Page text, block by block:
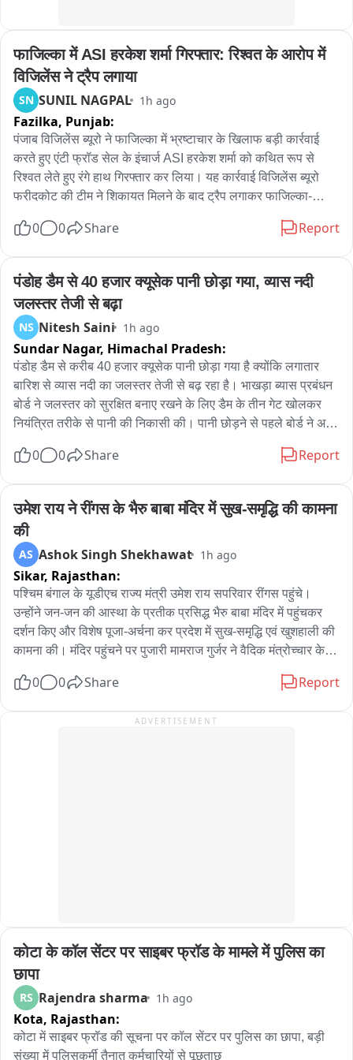
फाजिल्का में ASI हरकेश शर्मा गिरफ्तार: रिश्वत के आरोप में
विजिलेंस ने ट्रैप लगाया
SN SUNIL NAGPAL 1h ago
Fazilka, Punjab:
पंजाब विजिलेंस ब्यूरो ने फाजिल्का में भ्रष्टाचार के खिलाफ बड़ी कार्रवाई
करते हुए एंटी फ्रॉड सेल के इंचार्ज ASI हरकेश शर्मा को कथित रूप से
रिश्वत लेते हुए रंगे हाथ गिरफ्तार कर लिया। यह कार्रवाई विजिलेंस ब्यूरो
फरीदकोट की टीम ने शिकायत मिलने के बाद ट्रैप लगाकर फाजिल्का-
पास दो पक्षों के बीच करीब 11-12 लाख रुपये के लेनदेन का मामला पहुंचा
और मामला उनके पक्ष में निपटाने का भरोसा देकर रिश्वत की मांग की। जब
रिश्वत की रकम देने का समय आया तो संबंधित पक्ष ने विजिलेंस ब्यूरो
फरीदकोट को शिकायत दे दी। शिकायत के आधार पर विजिलेंस टीम ने
योजनाबद्ध तरीके से ट्रैप लगाया और आरोपी ASI को कथित तौर पर 40
हजार की रिश्वत लेते हुए रंगे हाथ गिरफ्तार कर लिया। गिरफ्तारी के बाद
विजिलेंस टीम आरोपी को फाजिल्का स्थित एसएसपी कार्यालय की दूसरी
मंजिल पर बने एंटी फ्रॉड सेल कार्यालय लेकर पहुंची, जहां आवश्यक कार्रवाई
पूरी की गई। इसके बाद उसे आगे की कानूनी कार्रवाई के लिए फरीदकोट ले
जाया गया। फिलहाल विजिलेंस ब्यूरो पूरे मामले की जांच कर रहा है और
जारी है।
0 0 Share Report
पंडोह डैम से 40 हजार क्यूसेक पानी छोड़ा गया, व्यास नदी
जलस्तर तेजी से बढ़ा
NS Nitesh Saini 1h ago
Sundar Nagar, Himachal Pradesh:
पंडोह डैम से करीब 40 हजार क्यूसेक पानी छोड़ा गया है क्योंकि लगातार
बारिश से व्यास नदी का जलस्तर तेजी से बढ़ रहा है। भाखड़ा ब्यास प्रबंधन
बोर्ड ने जलस्तर को सुरक्षित बनाए रखने के लिए डैम के तीन गेट खोलकर
नियंत्रित तरीके से पानी की निकासी की। पानी छोड़ने से पहले बोर्ड ने अर्ली
किया और व्यास नदी के किनारे रहने वाले लोगों से नदी के समीप न जाने और
बढ़ने के कारण पानी की आवक बढ़ रही है; आवश्यकतानुसार आगे भी पानी
छोड़ा जा सकता है। लोगों से आग्रह है कि नदी के किनारे न जाएं, बच्चों को
पानी के आसपास न जाने दें और सुरक्षा निर्देशों का पालन करें।
0 0 Share Report
उमेश राय ने रींगस के भैरु बाबा मंदिर में सुख-समृद्धि की कामना
की
AS Ashok Singh Shekhawat 1h ago
Sikar, Rajasthan:
पश्चिम बंगाल के यूडीएच राज्य मंत्री उमेश राय सपरिवार रींगस पहुंचे।
उन्होंने जन-जन की आस्था के प्रतीक प्रसिद्ध भैरु बाबा मंदिर में पहुंचकर
दर्शन किए और विशेष पूजा-अर्चना कर प्रदेश में सुख-समृद्धि एवं खुशहाली की
कामना की। मंदिर पहुंचने पर पुजारी मामराज गुर्जर ने वैदिक मंत्रोच्चार के
कर क्षेत्र की सुख-शांति एवं समृद्धि की कामना की। पूजा के बाद मंदिर
बता दें कि उमेश राय खाटूश्यामजी में बाबा श्याम के दर्शन करने के बाद
0 0 Share Report
ADVERTISEMENT
कोटा के कॉल सेंटर पर साइबर फ्रॉड के मामले में पुलिस का
छापा
RS Rajendra sharma 1h ago
Kota, Rajasthan:
कोटा में साइबर फ्रॉड की सूचना पर कॉल सेंटर पर पुलिस का छापा, बड़ी
संख्या में पुलिसकर्मी तैनात कर्मचारियों से पूछताछ